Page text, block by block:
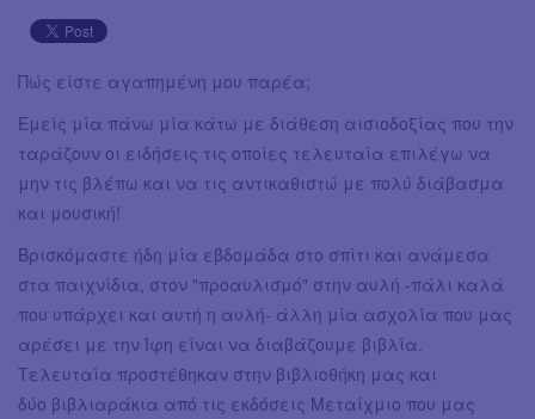
Πώς είστε αγαπημένη μου παρέα;
Εμείς μία πάνω μία κάτω με διάθεση αισιοδοξίας που την
ταράζουν οι ειδήσεις τις οποίες τελευταία επιλέγω να
μην τις βλέπω και να τις αντικαθιστώ με πολύ διάβασμα
και μουσική!
Βρισκόμαστε ήδη μία εβδομάδα στο σπίτι και ανάμεσα
στα παιχνίδια, στον "προαυλισμό" στην αυλή -πάλι καλά
που υπάρχει και αυτή η αυλή- άλλη μία ασχολία που μας
αρέσει με την Ίφη είναι να διαβάζουμε βιβλία.
Τελευταία προστέθηκαν στην βιβλιοθήκη μας και
δύο βιβλιαράκια από τις εκδόσεις Μεταίχμιο που μας